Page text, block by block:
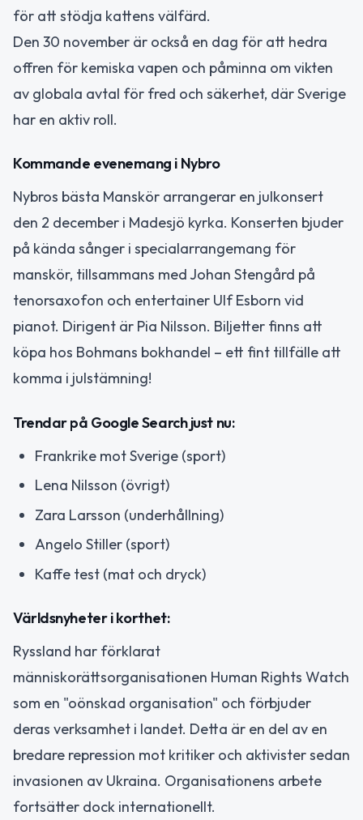
för att stödja kattens välfärd.
Den 30 november är också en dag för att hedra
offren för kemiska vapen och påminna om vikten
av globala avtal för fred och säkerhet, där Sverige
har en aktiv roll.
Kommande evenemang i Nybro
Nybros bästa Manskör arrangerar en julkonsert
den 2 december i Madesjö kyrka. Konserten bjuder
på kända sånger i specialarrangemang för
manskör, tillsammans med Johan Stengård på
tenorsaxofon och entertainer Ulf Esborn vid
pianot. Dirigent är Pia Nilsson. Biljetter finns att
köpa hos Bohmans bokhandel – ett fint tillfälle att
komma i julstämning!
Trendar på Google Search just nu:
Frankrike mot Sverige (sport)
Lena Nilsson (övrigt)
Zara Larsson (underhållning)
Angelo Stiller (sport)
Kaffe test (mat och dryck)
Världsnyheter i korthet:
Ryssland har förklarat
människorättsorganisationen Human Rights Watch
som en "oönskad organisation" och förbjuder
deras verksamhet i landet. Detta är en del av en
bredare repression mot kritiker och aktivister sedan
invasionen av Ukraina. Organisationens arbete
fortsätter dock internationellt.